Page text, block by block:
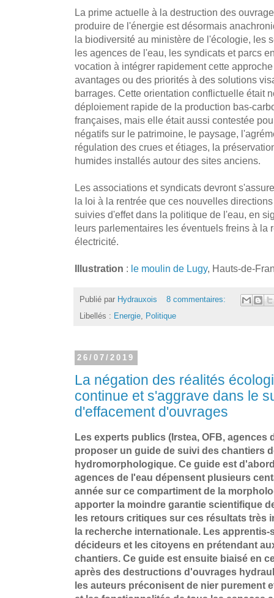
La prime actuelle à la destruction des
produire de l'énergie est désormais
la biodiversité au ministère de l'écologie, les
les agences de l'eau, les syndicats et parcs
vocation à intégrer rapidement cette
avantages ou des priorités à des solutions
barrages. Cette orientation conflictuelle était
déploiement rapide de la production bas-
françaises, mais elle était aussi contestée
négatifs sur le patrimoine, le paysage,
régulation des crues et étiages, la
humides installés autour des sites anciens.
Les associations et syndicats devront
la loi à la rentrée que ces nouvelles
suivies d'effet dans la politique de l'eau, en
leurs parlementaires les éventuels freins à la
électricité.
Illustration : le moulin de Lugy, Hauts-de-
Publié par Hydrauxois
8 commentaires:
Libellés : Energie Politique
26/07/2019
La négation des réalités
continue et s'aggrave dans le
d'effacement d'ouvrages
Les experts publics (Irstea, OFB, agences
proposer un guide de suivi des chantiers
hydromorphologique. Ce guide est
agences de l'eau dépensent plusieurs
année sur ce compartiment de la
apporter la moindre garantie scientifique
les retours critiques sur ces résultats très
la recherche internationale. Les
décideurs et les citoyens en prétendant
chantiers. Ce guide est ensuite biaisé en
après des destructions d'ouvrages
les auteurs préconisent de nier purement